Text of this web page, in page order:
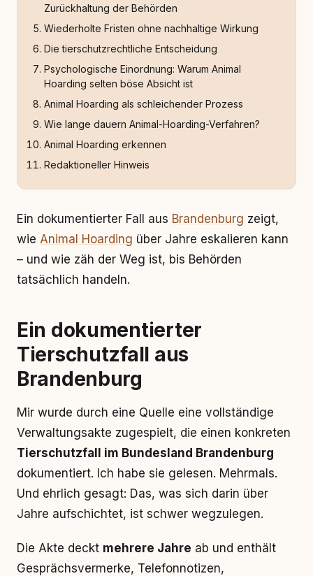
Zurückhaltung der Behörden
Wiederholte Fristen ohne nachhaltige Wirkung
Die tierschutzrechtliche Entscheidung
Psychologische Einordnung: Warum Animal
Hoarding selten böse Absicht ist
Animal Hoarding als schleichender Prozess
Wie lange dauern Animal-Hoarding-Verfahren?
Animal Hoarding erkennen
Redaktioneller Hinweis
Ein dokumentierter Fall aus Brandenburg zeigt,
wie Animal Hoarding über Jahre eskalieren kann
– und wie zäh der Weg ist, bis Behörden
tatsächlich handeln.
Ein dokumentierter
Tierschutzfall aus
Brandenburg
Mir wurde durch eine Quelle eine vollständige
Verwaltungsakte zugespielt, die einen konkreten
Tierschutzfall im Bundesland Brandenburg
dokumentiert. Ich habe sie gelesen. Mehrmals.
Und ehrlich gesagt: Das, was sich darin über
Jahre aufschichtet, ist schwer wegzulegen.
Die Akte deckt mehrere Jahre ab und enthält
Gesprächsvermerke, Telefonnotizen,